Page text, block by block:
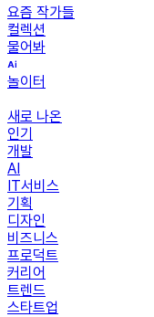
요즘 작가들
컬렉션
물어봐
놀이터
새로 나온
인기
개발
AI
IT서비스
기획
디자인
비즈니스
프로덕트
커리어
트렌드
스타트업